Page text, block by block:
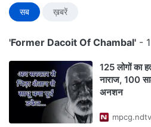
सब ख़बरें
'Former Dacoit Of Chambal' -
125 लोगों का
नाराज, 100
अनशन